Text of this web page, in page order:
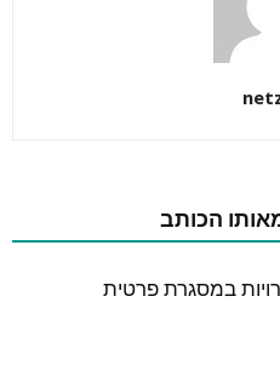
הכותב
במסגרת פרטית